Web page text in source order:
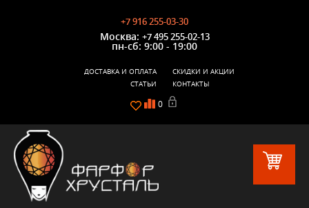
+7 916 255-03-30
Москва: +7 495 255-02-13
пн-сб: 9:00 - 19:00
0
ДОСТАВКА И ОПЛАТА
СКИДКИ И АКЦИИ
СТАТЬИ
КОНТАКТЫ